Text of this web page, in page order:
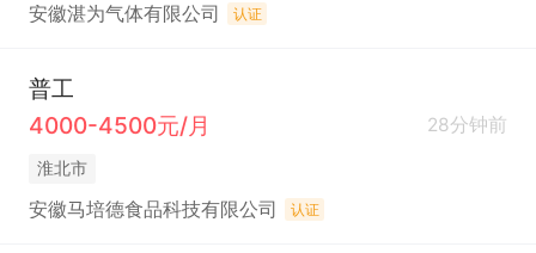
安徽湛为气体有限公司 认证
普工
4000-4500元/月
28分钟前
淮北市
安徽马培德食品科技有限公司 认证